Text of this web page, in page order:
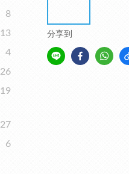
8
13
4
26
19
27
6
分享到